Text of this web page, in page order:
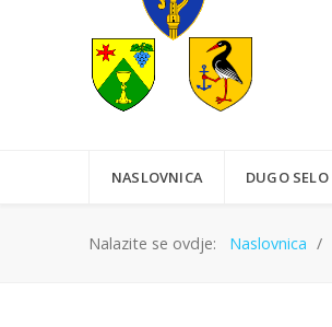
NASLOVNICA DUGO SELO
Nalazite se ovdje: Naslovnica